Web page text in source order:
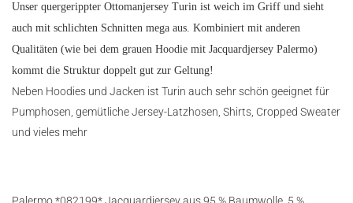
Unser quergerippter Ottomanjersey Turin ist weich im Griff und sieht
auch mit schlichten Schnitten mega aus. Kombiniert mit anderen
Qualitäten (wie bei dem grauen Hoodie mit Jacquardjersey Palermo)
kommt die Struktur doppelt gut zur Geltung!
Neben Hoodies und Jacken ist Turin auch sehr schön geeignet für
Pumphosen, gemütliche Jersey-Latzhosen, Shirts, Cropped Sweater
und vieles mehr